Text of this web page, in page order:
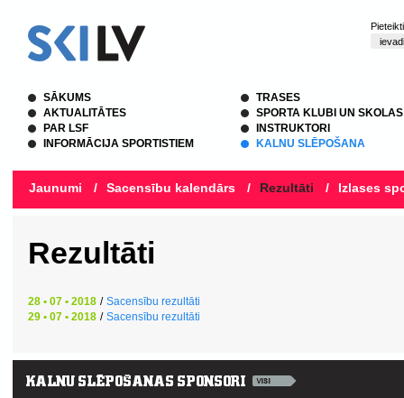
SĀKUMS
AKTUALITĀTES
PAR LSF
INFORMĀCIJA SPORTISTIEM
TRASES
SPORTA KLUBI UN SKOLAS
INSTRUKTORI
KALNU SLĒPOŠANA
Jaunumi / Sacensību kalendārs / Rezultāti / Izlases
Rezultāti
28 • 07 • 2018 / Sacensību rezultāti
29 • 07 • 2018 / Sacensību rezultāti